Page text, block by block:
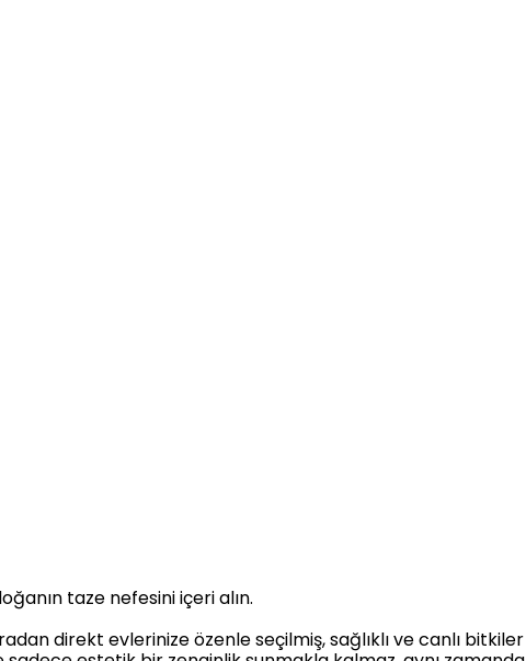
taze nefesini içeri alın.
direkt evlerinize özenle seçilmiş, sağlıklı ve canlı bitkiler